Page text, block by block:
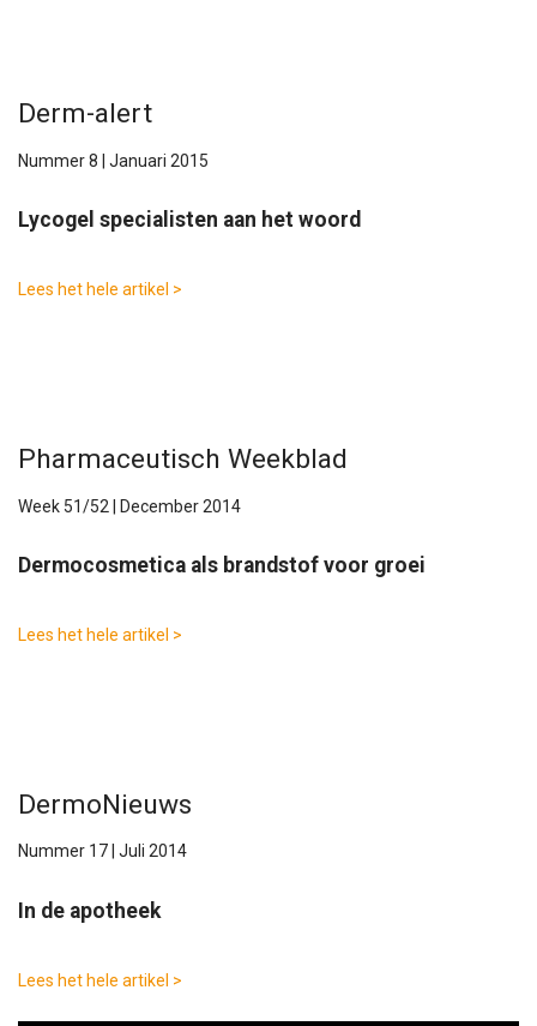
Derm-alert
Nummer 8 | Januari 2015
Lycogel specialisten aan het woord
Lees het hele artikel >
Pharmaceutisch Weekblad
Week 51/52 | December 2014
Dermocosmetica als brandstof voor groei
Lees het hele artikel >
DermoNieuws
Nummer 17 | Juli 2014
In de apotheek
Lees het hele artikel >